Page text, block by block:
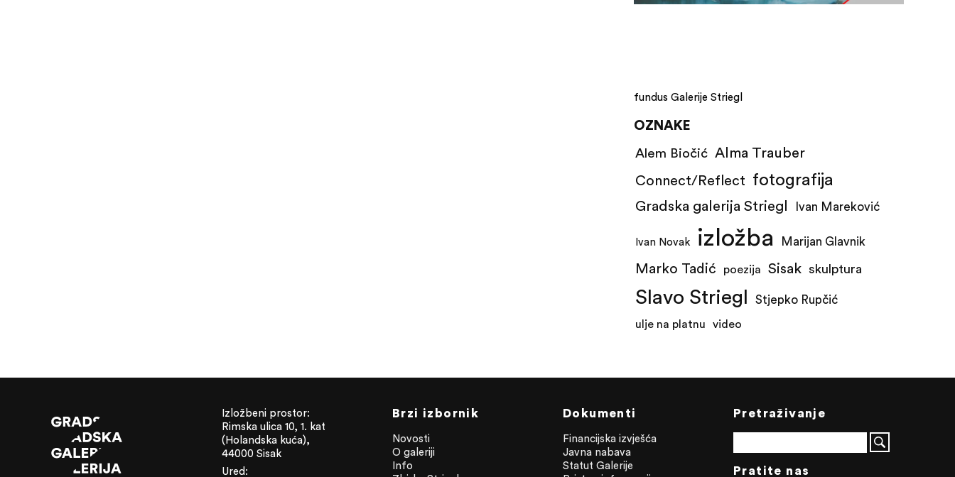
fundus Galerije Striegl
OZNAKE
Alem Biočić Alma Trauber
Connect/Reflect fotografija
Gradska galerija Striegl Ivan Mareković
Ivan Novak izložba Marijan Glavnik
Marko Tadić poezija Sisak skulptura
Slavo Striegl Stjepko Rupčić
ulje na platnu video
Izložbeni prostor:
Rimska ulica 10, 1. kat
(Holandska kuća),
44000 Sisak
Ured:
Brzi izbornik
Novosti
O galeriji
Info
Dokumenti
Financijska izvješća
Javna nabava
Statut Galerije
Pretraživanje
Pratite nas